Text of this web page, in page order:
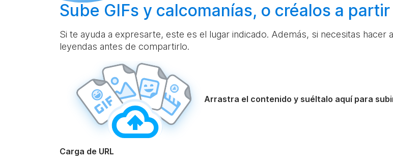
Sube GIFs y calcomanías, o créalos a
Si te ayuda a expresarte, este es el lugar indicado. Además, si necesitas
leyendas antes de compartirlo.
Arrastra el contenido y suéltalo aquí para
Carga de URL